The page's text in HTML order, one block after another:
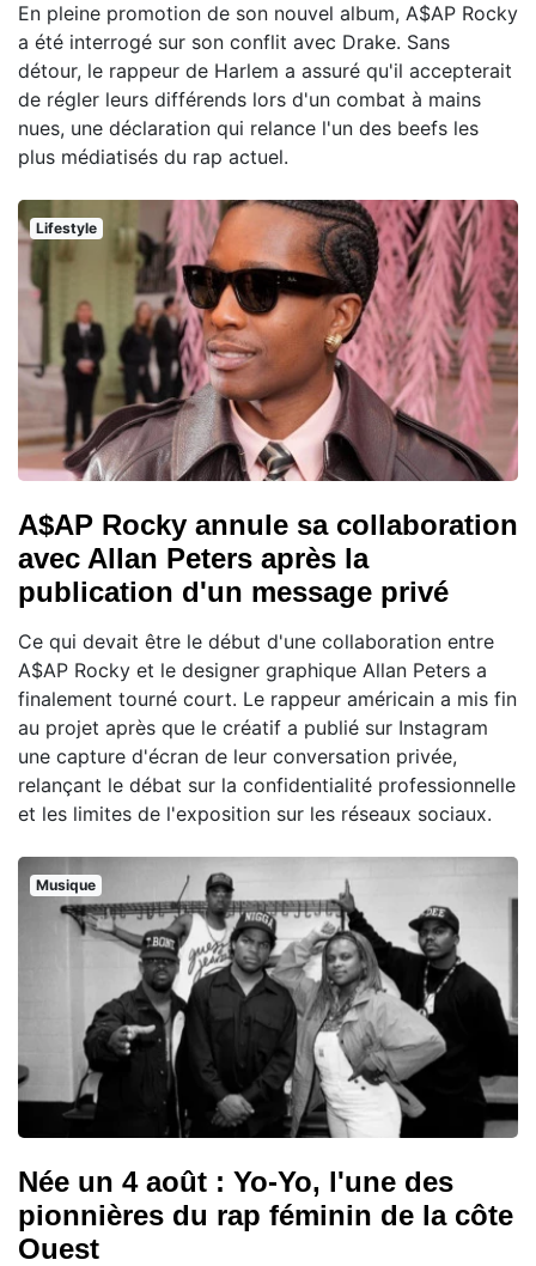
En pleine promotion de son nouvel album, A$AP Rocky
a été interrogé sur son conflit avec Drake. Sans
détour, le rappeur de Harlem a assuré qu'il accepterait
de régler leurs différends lors d'un combat à mains
nues, une déclaration qui relance l'un des beefs les
plus médiatisés du rap actuel.
Lifestyle
A$AP Rocky annule sa collaboration
avec Allan Peters après la
publication d'un message privé
Ce qui devait être le début d'une collaboration entre
A$AP Rocky et le designer graphique Allan Peters a
finalement tourné court. Le rappeur américain a mis fin
au projet après que le créatif a publié sur Instagram
une capture d'écran de leur conversation privée,
relançant le débat sur la confidentialité professionnelle
et les limites de l'exposition sur les réseaux sociaux.
Musique
Née un 4 août : Yo-Yo, l'une des
pionnières du rap féminin de la côte
Ouest